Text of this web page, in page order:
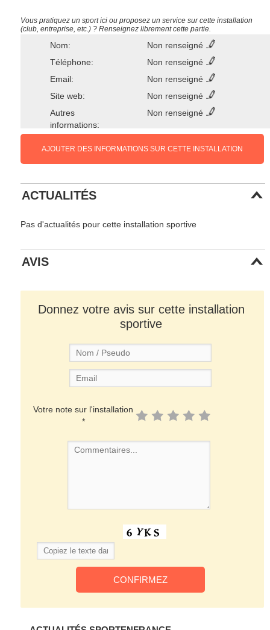
Vous pratiquez un sport ici ou proposez un service sur cette installation
(club, entreprise, etc.) ? Renseignez librement cette partie.
Nom:
Non renseigné
Téléphone:
Non renseigné
Email:
Non renseigné
Site web:
Non renseigné
Autres
informations:
Non renseigné
AJOUTER DES INFORMATIONS SUR CETTE INSTALLATION
ACTUALITÉS
Pas d'actualités pour cette installation sportive
AVIS
Donnez votre avis sur cette installation
sportive
Votre note sur l'installation
*